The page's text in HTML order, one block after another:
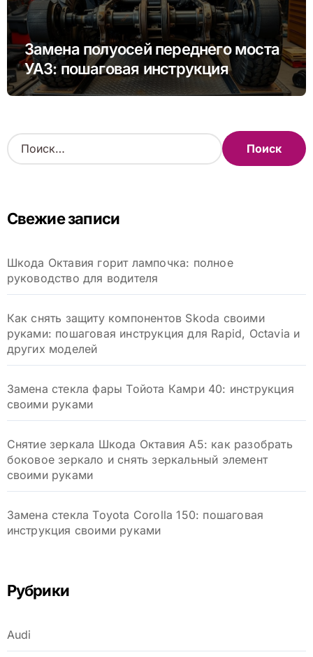
Замена полуосей переднего моста
УАЗ: пошаговая инструкция
Н
а
:Свежие записи
Шкода Октавия горит лампочка: полное
руководство для водителя
Как снять защиту компонентов Skoda своими
руками: пошаговая инструкция для Rapid, Octavia и
других моделей
Замена стекла фары Тойота Камри 40: инструкция
своими руками
Снятие зеркала Шкода Октавия А5: как разобрать
боковое зеркало и снять зеркальный элемент
своими руками
Замена стекла Toyota Corolla 150: пошаговая
инструкция своими руками
Рубрики
Audi